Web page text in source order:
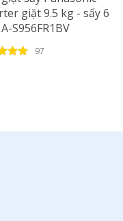
giặt 9.5 kg - sấy 6
S956FR1BV
97